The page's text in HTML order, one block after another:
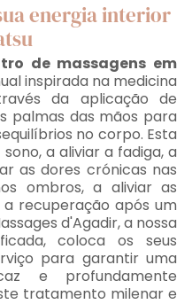
energia interior
de massagens em
inspirada na medicina
da aplicação de
palmas das mãos para
no corpo. Esta
a aliviar a fadiga, a
as dores crónicas nas
ombros, a aliviar as
recuperação após um
d'Agadir, a nossa
coloca os seus
para garantir uma
e profundamente
tratamento milenar e